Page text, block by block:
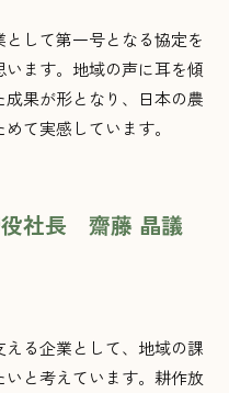
して第一号となる協定を
ます。地域の声に耳を傾
果が形となり、日本の農
て実感しています。
役社長 齋藤 晶議
る企業として、地域の課
と考えています。耕作放